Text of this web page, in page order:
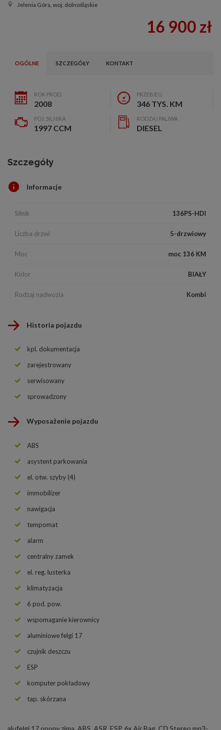
Jelenia Góra, woj. dolnośląskie
16 900 zł
OGÓLNE SZCZEGÓŁY KONTAKT
ROK PROD.
2008
PRZEBIEG
346 TYS. KM
POJ. SILNIKA
1997 CCM
RODZAJ PALIWA
DIESEL
Szczegóły
Informacje
Silnik 136PS-HDI
Liczba drzwi 5-drzwiowy
Moc moc 136 KM
Kolor BIAŁY
Rodzaj nadwozia Kombi
Historia pojazdu
kpl. dokumentacja
zarejestrowany
serwisowany
sprowadzony
Wyposażenie pojazdu
ABS
asystent parkowania
el. otw. szyby (4)
immobilizer
nawigacja
tempomat
alarm
centralny zamek
el. reg. lusterka
klimatyzacja
6 pod. pow.
wspomaganie kierownicy
aluminiowe felgi 17
czujnik deszczu
ESP
komputer pokładowy
tap. skórzana
alufelgi 17 opony zima, ABS, ASR, ESP, 6x Air Bag, CD Stereo mp3-